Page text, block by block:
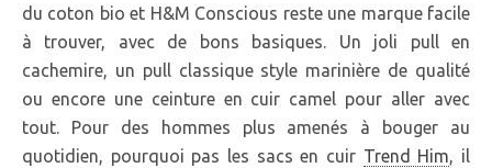
du coton bio et H&M Conscious reste une marque facile
à trouver, avec de bons basiques. Un joli pull en
cachemire, un pull classique style marinière de qualité
ou encore une ceinture en cuir camel pour aller avec
tout. Pour des hommes plus amenés à bouger au
quotidien, pourquoi pas les sacs en cuir Trend Him, il